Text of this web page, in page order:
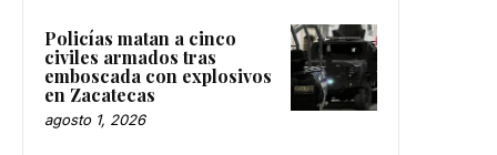
Policías matan a cinco
civiles armados tras
emboscada con explosivos
en Zacatecas
agosto 1, 2026